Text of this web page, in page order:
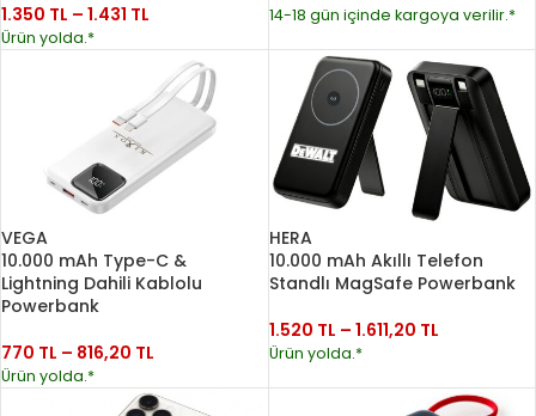
1.350 TL – 1.431 TL
Ürün yolda.*
14-18 gün içinde kargoya verilir.*
VEGA
10.000 mAh Type-C &
Lightning Dahili Kablolu
Powerbank
770 TL – 816,20 TL
Ürün yolda.*
HERA
10.000 mAh Akıllı Telefon
Standlı MagSafe Powerbank
1.520 TL – 1.611,20 TL
Ürün yolda.*